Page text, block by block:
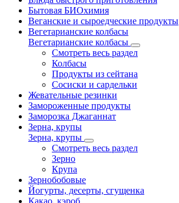
Бытовая БИОхимия
Веганские и сыроедческие продукты
Вегетарианские колбасы
Вегетарианские колбасы
Смотреть весь раздел
Колбасы
Продукты из сейтана
Сосиски и сардельки
Жевательные резинки
Замороженные продукты
Заморозка Джаганнат
Зерна, крупы
Зерна, крупы
Смотреть весь раздел
Зерно
Крупа
Зернобобовые
Йогурты, десерты, сгущенка
Какао, кэроб